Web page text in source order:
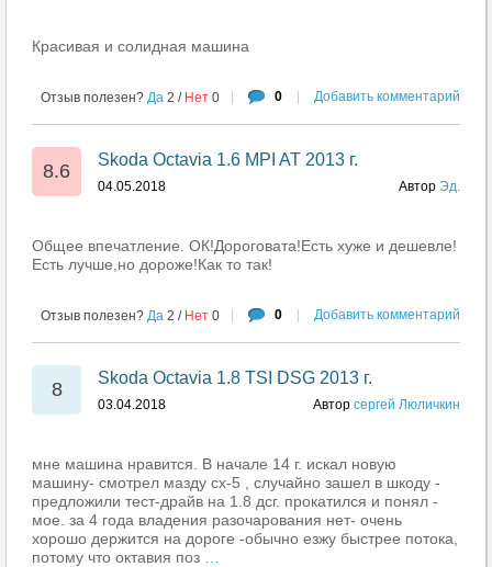
Красивая и солидная машина
0 Добавить комментарий
Отзыв полезен? Да 2 / Нет 0
8.6
Skoda Octavia 1.6 MPI AT 2013 г.
Автор Эд.
04.05.2018
Общее впечатление. ОК!Дороговата!Есть хуже и дешевле!
Есть лучше,но дороже!Как то так!
0 Добавить комментарий
Отзыв полезен? Да 2 / Нет 0
8
Skoda Octavia 1.8 TSI DSG 2013 г.
Автор сергей Люличкин
03.04.2018
мне машина нравится. В начале 14 г. искал новую
машину- смотрел мазду cx-5 , случайно зашел в шкоду -
предложили тест-драйв на 1.8 дсг. прокатился и понял -
мое. за 4 года владения разочарования нет- очень
хорошо держится на дороге -обычно езжу быстрее потока,
потому что октавия поз